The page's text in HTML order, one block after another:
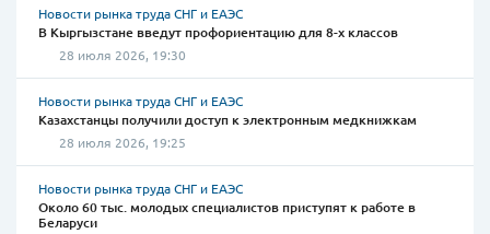
Новости рынка труда СНГ и ЕАЭС
В Кыргызстане введут профориентацию для 8-х классов
28 июля 2026, 19:30
Новости рынка труда СНГ и ЕАЭС
Казахстанцы получили доступ к электронным медкнижкам
28 июля 2026, 19:25
Новости рынка труда СНГ и ЕАЭС
Около 60 тыс. молодых специалистов приступят к работе в
Беларуси